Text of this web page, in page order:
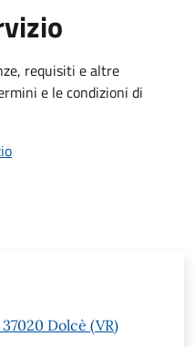
requisiti e altre
e le condizioni di
Dolcè (VR)